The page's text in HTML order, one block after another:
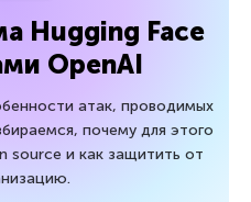
Hugging Face
OpenAI
атак, проводимых
почему для этого
source и как защитить от